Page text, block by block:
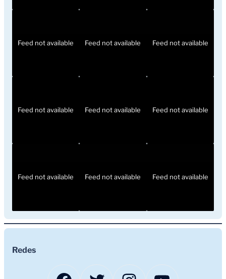
Feed not available Feed not available Feed not available
Feed not available Feed not available Feed not available
Feed not available Feed not available Feed not available
Redes